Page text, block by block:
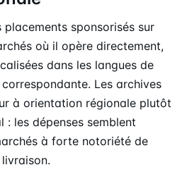
sponsorisés sur
où il opère directement,
dans les langues de
Les archives
à orientation régionale plutôt
les dépenses semblent
à forte notoriété de